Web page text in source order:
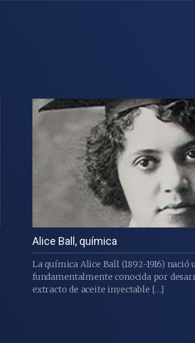
Alice Ball, química
La química Alice Ball (1892-1916) nació
fundamentalmente conocida por
extracto de aceite inyectable […]